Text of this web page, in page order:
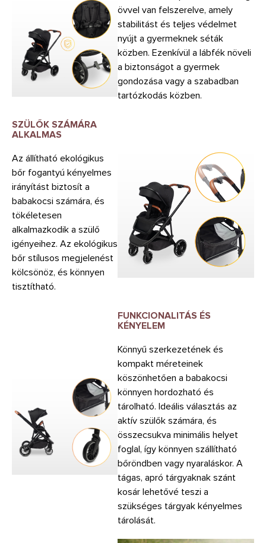
övvel van felszerelve, amely
stabilitást és teljes védelmet
nyújt a gyermeknek séták
közben. Ezenkívül a lábfék növeli
a biztonságot a gyermek
gondozása vagy a szabadban
tartózkodás közben.
SZÜLŐK SZÁMÁRA
ALKALMAS
Az állítható ekológikus
bőr fogantyú kényelmes
irányítást biztosít a
babakocsi számára, és
tökéletesen
alkalmazkodik a szülő
igényeihez. Az ekológikus
bőr stílusos megjelenést
kölcsönöz, és könnyen
tisztítható.
FUNKCIONALITÁS ÉS
KÉNYELEM
Könnyű szerkezetének és
kompakt méreteinek
köszönhetően a babakocsi
könnyen hordozható és
tárolható. Ideális választás az
aktív szülők számára, és
összecsukva minimális helyet
foglal, így könnyen szállítható
bőröndben vagy nyaraláskor. A
tágas, apró tárgyaknak szánt
kosár lehetővé teszi a
szükséges tárgyak kényelmes
tárolását.